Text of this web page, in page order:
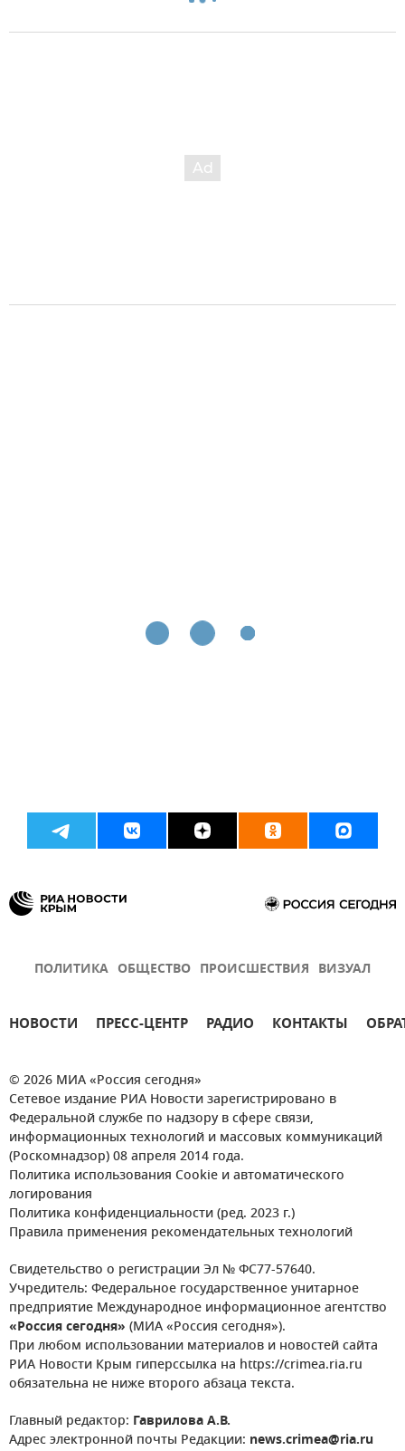
ПОЛИТИКА ОБЩЕСТВО ПРОИСШЕСТВИЯ ВИЗУАЛ
НОВОСТИ ПРЕСС-ЦЕНТР РАДИО КОНТАКТЫ
© 2026 МИА «Россия сегодня»
Сетевое издание РИА Новости зарегистрировано в
Федеральной службе по надзору в сфере связи,
информационных технологий и массовых коммуникаций
(Роскомнадзор) 08 апреля 2014 года.
Политика использования Cookie и автоматического
логирования
Политика конфиденциальности (ред. 2023 г.)
Правила применения рекомендательных технологий
Свидетельство о регистрации Эл № ФС77-57640.
Учредитель: Федеральное государственное унитарное
предприятие Международное информационное агентство
«Россия сегодня» (МИА «Россия сегодня»).
При любом использовании материалов и новостей сайта
РИА Новости Крым гиперссылка на https://crimea.ria.ru
обязательна не ниже второго абзаца текста.
Главный редактор: Гаврилова А.В.
Адрес электронной почты Редакции: news.crimea@ria.ru